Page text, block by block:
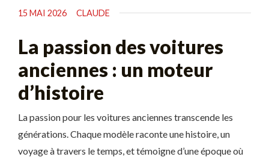
15 MAI 2026 CLAUDE
La passion des voitures
anciennes : un moteur
d’histoire
La passion pour les voitures anciennes transcende les
générations. Chaque modèle raconte une histoire, un
voyage à travers le temps, et témoigne d’une époque où